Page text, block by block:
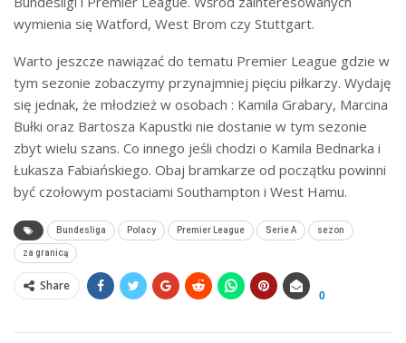
wymienia się Watford, West Brom czy Stuttgart.
Warto jeszcze nawiązać do tematu Premier League gdzie w
tym sezonie zobaczymy przynajmniej pięciu piłkarzy. Wydaję
się jednak, że młodzież w osobach : Kamila Grabary, Marcina
Bułki oraz Bartosza Kapustki nie dostanie w tym sezonie
zbyt wielu szans. Co innego jeśli chodzi o Kamila Bednarka i
Łukasza Fabiańskiego. Obaj bramkarze od początku powinni
być czołowym postaciami Southampton i West Hamu.
Bundesliga Polacy Premier League Serie A sezon
za granicą
Share
0